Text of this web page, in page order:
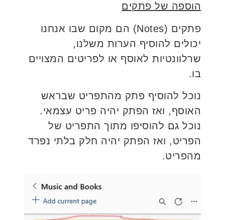
הוספה של פתקים
פתקים (Notes) הם מקום שבו אנחנו
יכולים להוסיף הערות משלנו,
שרלוונטיות לאוסף או לפריטים המצויים
בו.
נוכל להוסיף פתק מהתפריט שבראש
האוסף, ואז הפתק יהיה פריט עצמאי.
נוכל גם להוסיפו מתוך התפריט של
הפריט, ואז הפתק יהיה חלק בלתי נפרד
מהפריט.